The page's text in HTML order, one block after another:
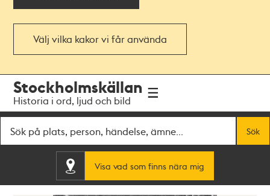
Välj vilka kakor vi får använda
navigationen
huvudinnehållet
Stockholmskällan
Historia i ord, ljud och bild
Sök
Visa vad som finns nära mig